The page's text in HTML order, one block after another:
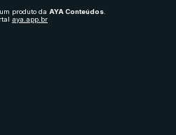
produto da AYA Conteúdos.
aya.app.br